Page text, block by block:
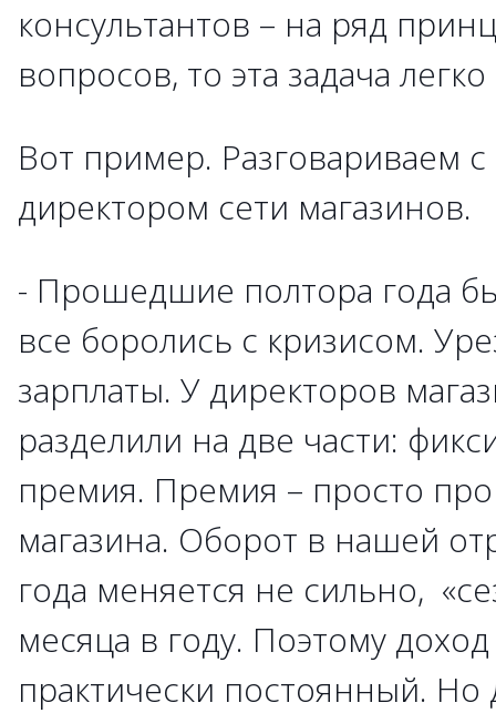
консультантов – на ряд
вопросов, то эта задача
Вот пример. Разговариваем
директором сети магазинов.
- Прошедшие полтора года
все боролись с кризисом.
зарплаты. У директоров
разделили на две части:
премия. Премия – просто
магазина. Оборот в нашей
года меняется не сильно,
месяца в году. Поэтому
практически постоянный.